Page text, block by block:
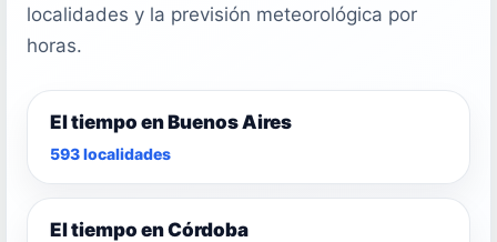
localidades y la previsión meteorológica por
horas.
El tiempo en Buenos Aires
593 localidades
El tiempo en Córdoba